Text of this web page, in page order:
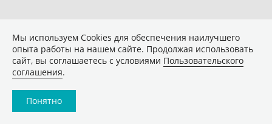
Мы используем Сookies для обеспечения наилучшего
опыта работы на нашем сайте. Продолжая использовать
сайт, вы соглашаетесь с условиями Пользовательского
соглашения.
Понятно